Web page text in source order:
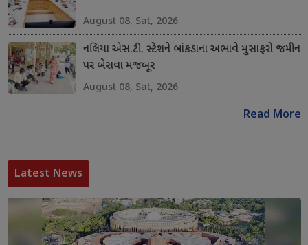
August 08, Sat, 2026
નલિયા એસ.ટી. સ્ટેશને બાંકડાના અભાવે મુસાફરો જમીન
પર બેસવા મજબૂર
August 08, Sat, 2026
Read More
Latest News